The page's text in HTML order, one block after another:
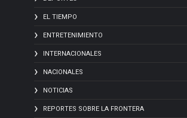
EL TIEMPO
ENTRETENIMIENTO
INTERNACIONALES
NACIONALES
NOTICIAS
REPORTES SOBRE LA FRONTERA